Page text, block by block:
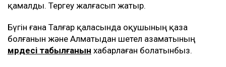
қамалды. Тергеу жалғасып жатыр.
Бүгін ғана Талғар қаласында оқушының қаза
болғанын және Алматыдан шетел азаматының
мүрдесі табылғанын хабарлаған болатынбыз.